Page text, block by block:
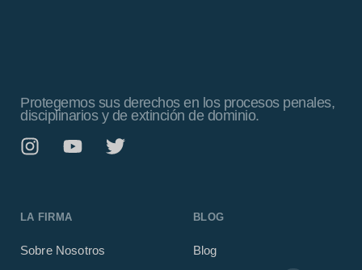
Protegemos sus derechos en los procesos penales,
disciplinarios y de extinción de dominio.
LA FIRMA
Sobre Nosotros
BLOG
Blog